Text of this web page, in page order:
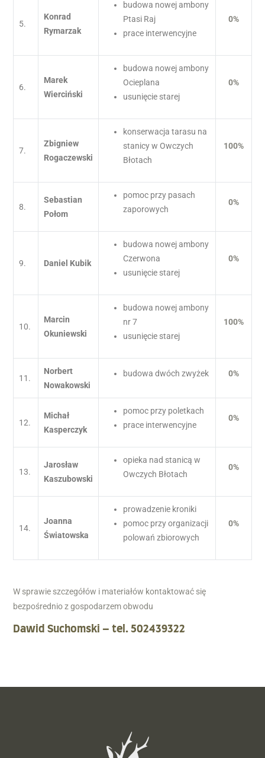
5.
Konrad
Rymarzak
budowa nowej ambony
Ptasi Raj
prace interwencyjne
0%
6.
Marek
Wierciński
budowa nowej ambony
Ocieplana
usunięcie starej
0%
7.
Zbigniew
Rogaczewski
konserwacja tarasu na
stanicy w Owczych
Błotach
100%
8.
Sebastian
Połom
pomoc przy pasach
zaporowych
0%
9. Daniel Kubik
budowa nowej ambony
Czerwona
usunięcie starej
0%
10.
Marcin
Okuniewski
budowa nowej ambony
nr 7
usunięcie starej
100%
11.
Norbert
Nowakowski
budowa dwóch zwyżek 0%
12.
Michał
Kasperczyk
pomoc przy poletkach
prace interwencyjne
0%
13.
Jarosław
Kaszubowski
opieka nad stanicą w
Owczych Błotach
0%
14.
Joanna
Światowska
prowadzenie kroniki
pomoc przy organizacji
polowań zbiorowych
0%
W sprawie szczegółów i materiałów kontaktować się
bezpośrednio z gospodarzem obwodu
Dawid Suchomski – tel. 502439322